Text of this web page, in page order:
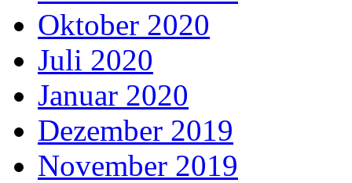
Oktober 2020
Juli 2020
Januar 2020
Dezember 2019
November 2019